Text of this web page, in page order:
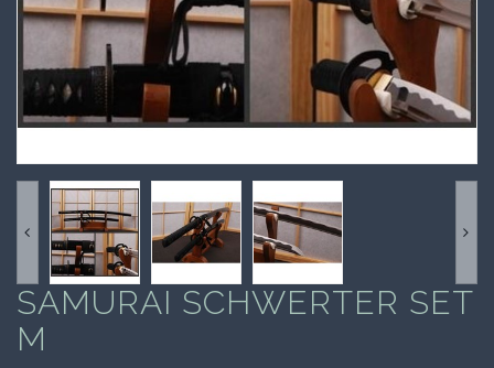
SAMURAI SCHWERTER SET
M